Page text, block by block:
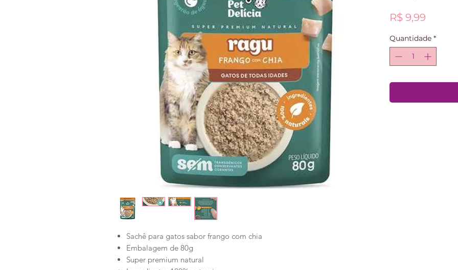
Sachê para gatos sabor frango com chia
Embalagem de 80g
Super premium natural
R$ 9,99
Quantidade *